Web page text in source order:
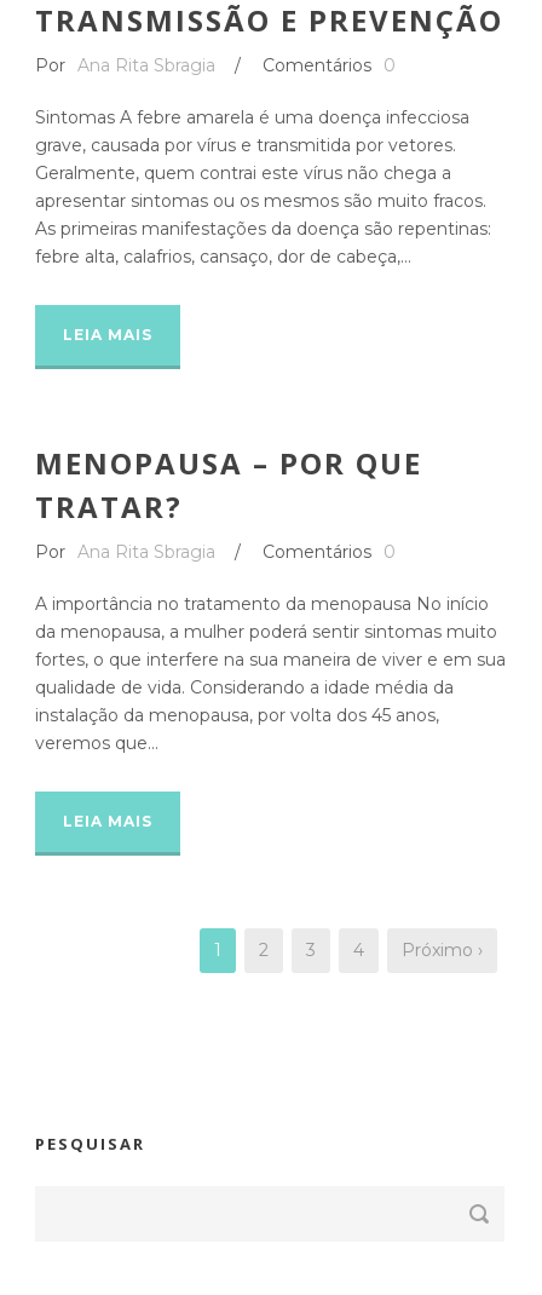
TRANSMISSÃO E PREVENÇÃO
Por Ana Rita Sbragia / Comentários 0
Sintomas A febre amarela é uma doença infecciosa
grave, causada por vírus e transmitida por vetores.
Geralmente, quem contrai este vírus não chega a
apresentar sintomas ou os mesmos são muito fracos.
As primeiras manifestações da doença são repentinas:
febre alta, calafrios, cansaço, dor de cabeça,...
LEIA MAIS
MENOPAUSA – POR QUE
TRATAR?
Por Ana Rita Sbragia / Comentários 0
A importância no tratamento da menopausa No início
da menopausa, a mulher poderá sentir sintomas muito
fortes, o que interfere na sua maneira de viver e em sua
qualidade de vida. Considerando a idade média da
instalação da menopausa, por volta dos 45 anos,
veremos que...
LEIA MAIS
1 2 3 4 Próximo ›
PESQUISAR